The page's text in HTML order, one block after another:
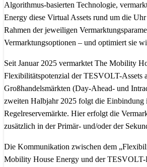
Algorithmus-basierten Technologie,
Energy diese Virtual Assets rund um die
Rahmen der jeweiligen
Vermarktungsoptionen – und optimiert sie
Seit Januar 2025 vermarktet The Mobility
Flexibilitätspotenzial der TESVOLT-Assets
Großhandelsmärkten (Day-Ahead- und
zweiten Halbjahr 2025 folgt die Einbindung
Regelreservemärkte. Hier erfolgt die
zusätzlich in der Primär- und/oder der
Die Kommunikation zwischen dem
Mobility House Energy und der TESVOLT-